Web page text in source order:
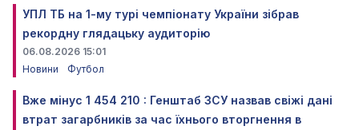
УПЛ ТБ на 1-му турі чемпіонату України зібрав
рекордну глядацьку аудиторію
06.08.2026 15:01
Новини
Футбол
Вже мінус 1 454 210 : Генштаб ЗСУ назвав свіжі дані
втрат загарбників за час їхнього вторгнення в